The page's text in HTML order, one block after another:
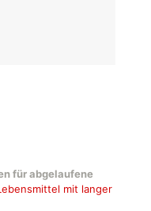
für abgelaufene
mit langer